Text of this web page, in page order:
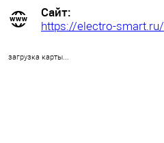
Сайт:
https://electro-smart.ru/
загрузка карты...